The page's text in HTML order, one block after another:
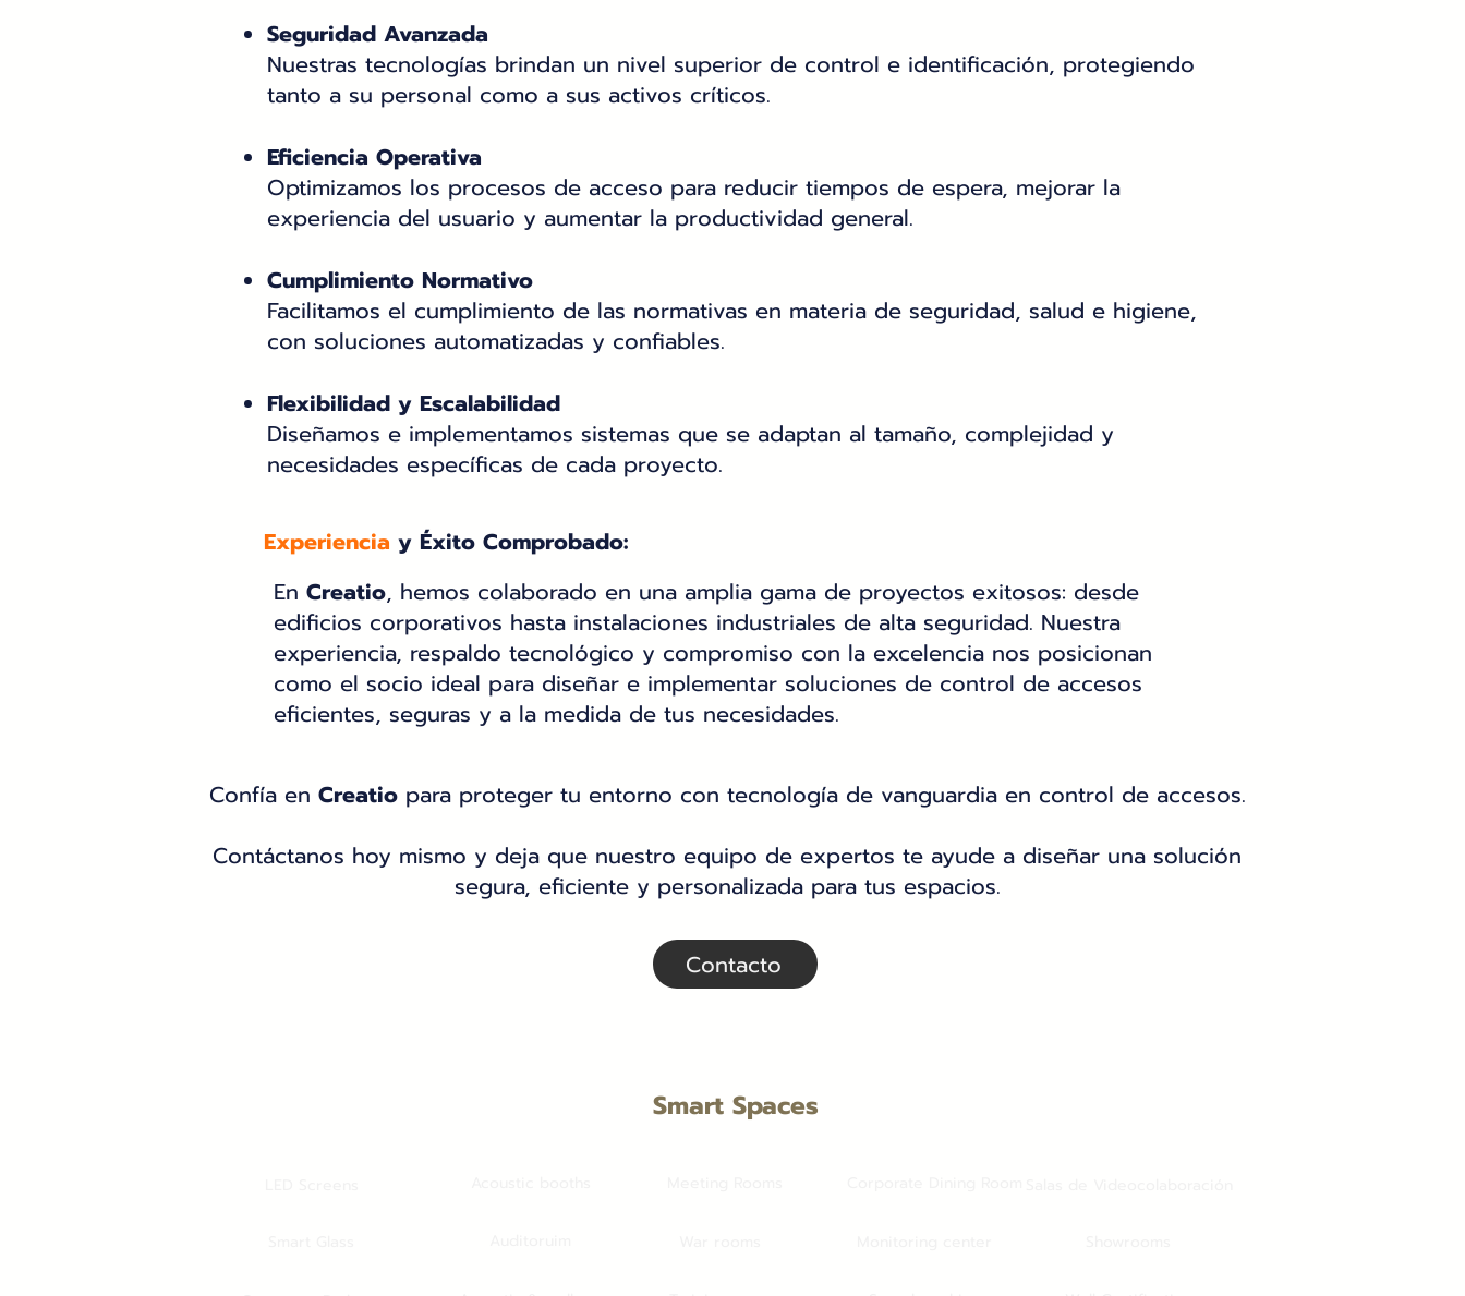
Seguridad Avanzada
Nuestras tecnologías brindan un nivel superior de control e identificación, protegiendo
tanto a su personal como a sus activos críticos.
Eficiencia Operativa
Optimizamos los procesos de acceso para reducir tiempos de espera, mejorar la
experiencia del usuario y aumentar la productividad general.
Cumplimiento Normativo
Facilitamos el cumplimiento de las normativas en materia de seguridad, salud e higiene,
con soluciones automatizadas y confiables.
Flexibilidad y Escalabilidad
Diseñamos e implementamos sistemas que se adaptan al tamaño, complejidad y
necesidades específicas de cada proyecto.
Experiencia y Éxito Comprobado:
En Creatio, hemos colaborado en una amplia gama de proyectos exitosos: desde
edificios corporativos hasta instalaciones industriales de alta seguridad. Nuestra
experiencia, respaldo tecnológico y compromiso con la excelencia nos posicionan
como el socio ideal para diseñar e implementar soluciones de control de accesos
eficientes, seguras y a la medida de tus necesidades.
Confía en Creatio para proteger tu entorno con tecnología de vanguardia en control de accesos.
Contáctanos hoy mismo y deja que nuestro equipo de expertos te ayude a diseñar una solución
segura, eficiente y personalizada para tus espacios.
Contacto
Smart Spaces